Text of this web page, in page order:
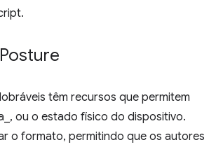
têm recursos que permitem
ou o estado físico do dispositivo.
o formato, permitindo que os autores